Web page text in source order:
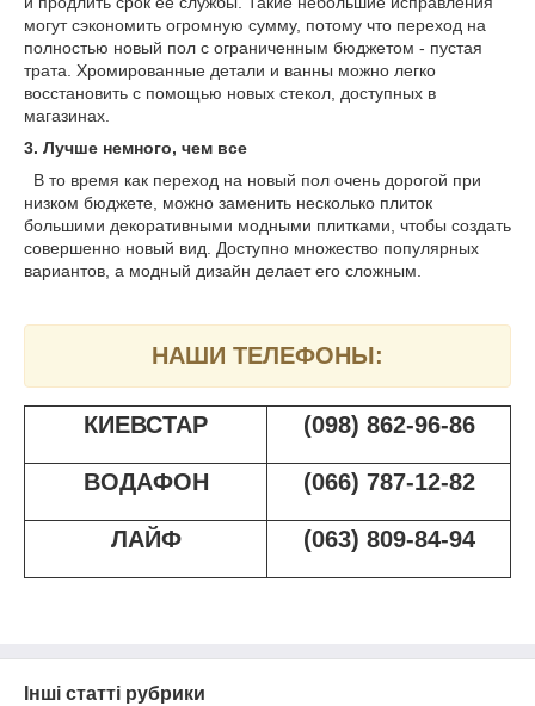
могут сэкономить огромную сумму, потому что переход на
полностью новый пол с ограниченным бюджетом - пустая
трата. Хромированные детали и ванны можно легко
восстановить с помощью новых стекол, доступных в
магазинах.
3. Лучше немного, чем все
В то время как переход на новый пол очень дорогой при
низком бюджете, можно заменить несколько плиток
большими декоративными модными плитками, чтобы создать
совершенно новый вид. Доступно множество популярных
вариантов, а модный дизайн делает его сложным.
НАШИ ТЕЛЕФОНЫ:
КИЕВСТАР (098) 862-96-86
ВОДАФОН (066) 787-12-82
ЛАЙФ (063) 809-84-94
Інші статті рубрики